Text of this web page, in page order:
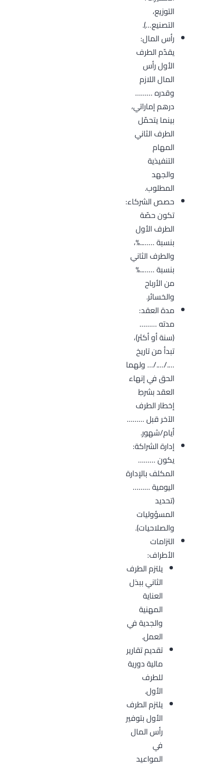
التوزيع،
التصنيع…).
رأس المال:
يقدّم الطرف
الأول رأس
المال اللازم
وقدره ………
درهم إماراتي،
بينما يتحمّل
الطرف الثاني
المهام
التنفيذية
والجهد
المطلوب.
حصص الشركاء:
تكون حصّة
الطرف الأول
بنسبة ……..%،
والطرف الثاني
بنسبة ……..%
من الأرباح
والخسائر.
مدة العقد:
مدته ………
(سنة أو أكثر)،
تبدأ من تاريخ
…./…./… ولهما
الحق في إنهاء
العقد بشرطِ
إخطار الطرف
الآخر قبل ………
أيام/شهور.
إدارة الشراكة:
يكون ………
المكلف بالإدارة
اليومية ………
(تحديد
المسؤوليات
والصلاحيات).
التزامات
الأطراف:
يلتزم الطرف
الثاني ببذل
العناية
المهنية
والجدية في
العمل.
تقديم تقارير
مالية دورية
للطرف
الأول.
يلتزم الطرف
الأول بتوفير
رأس المال
في
المواعيد